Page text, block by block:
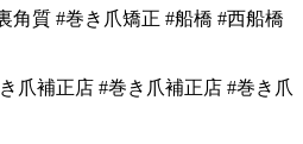
角質 #巻き爪矯正 #船橋 #西船橋
爪補正店 #巻き爪補正店 #巻き爪